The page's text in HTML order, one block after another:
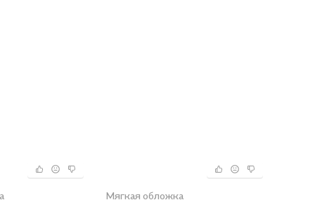
Мягкая обложка